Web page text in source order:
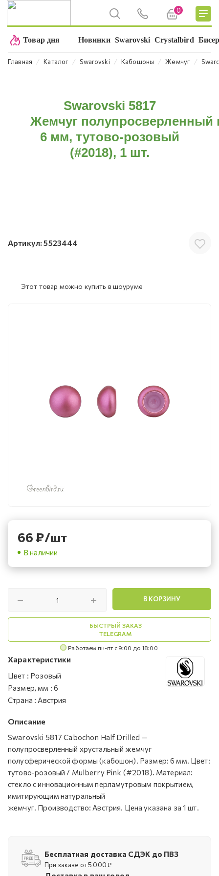
0
Товар дня Новинки Swarovski Crystalbird
Главная ⁄ Каталог ⁄ Swarovski ⁄ Кабошоны ⁄ Жемчуг ⁄
Swarovski 5817
Жемчуг полупросверленный
6 мм, тутово-розовый
(#2018), 1 шт.
Артикул: 5523444
Этот товар можно купить в шоуруме
66₽/шт
В наличии
В КОРЗИНУ
БЫСТРЫЙ ЗАКАЗ
TELEGRAM
Работаем пн-пт с 9:00 до 18:00
Характеристики
Цвет : Розовый
Размер, мм : 6
Страна : Австрия
Описание
Swarovski 5817 Cabochon Half Drilled —
полупросверленный хрустальный жемчуг
полусферической формы (кабошон). Размер: 6 мм. Цвет:
тутово-розовый / Mulberry Pink (#2018). Материал:
стекло с инновационным перламутровым покрытием,
имитирующим натуральный
жемчуг. Производство: Австрия. Цена указана за 1 шт.
Бесплатная доставка СДЭК до ПВЗ
При заказе от 5 000 ₽